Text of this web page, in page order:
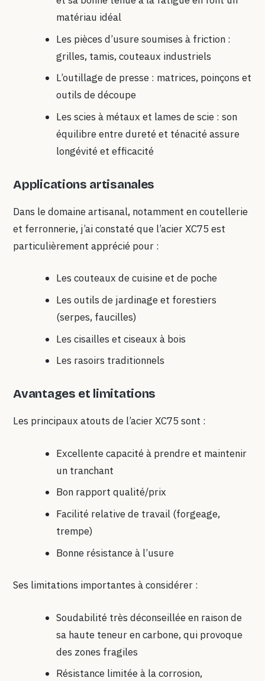
matériau idéal
Les pièces d’usure soumises à friction :
grilles, tamis, couteaux industriels
L’outillage de presse : matrices, poinçons et
outils de découpe
Les scies à métaux et lames de scie : son
équilibre entre dureté et ténacité assure
longévité et efficacité
Applications artisanales
Dans le domaine artisanal, notamment en coutellerie
et ferronnerie, j’ai constaté que l’acier XC75 est
particulièrement apprécié pour :
Les couteaux de cuisine et de poche
Les outils de jardinage et forestiers
(serpes, faucilles)
Les cisailles et ciseaux à bois
Les rasoirs traditionnels
Avantages et limitations
Les principaux atouts de l’acier XC75 sont :
Excellente capacité à prendre et maintenir
un tranchant
Bon rapport qualité/prix
Facilité relative de travail (forgeage,
trempe)
Bonne résistance à l’usure
Ses limitations importantes à considérer :
Soudabilité très déconseillée en raison de
sa haute teneur en carbone, qui provoque
des zones fragiles
Résistance limitée à la corrosion,